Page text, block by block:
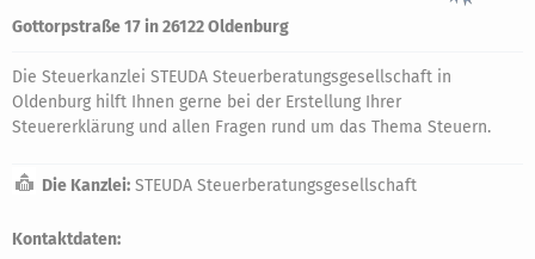
Gottorpstraße 17 in 26122 Oldenburg
Die Steuerkanzlei STEUDA Steuerberatungsgesellschaft in
Oldenburg hilft Ihnen gerne bei der Erstellung Ihrer
Steuererklärung und allen Fragen rund um das Thema Steuern.
Die Kanzlei: STEUDA Steuerberatungsgesellschaft
Kontaktdaten: